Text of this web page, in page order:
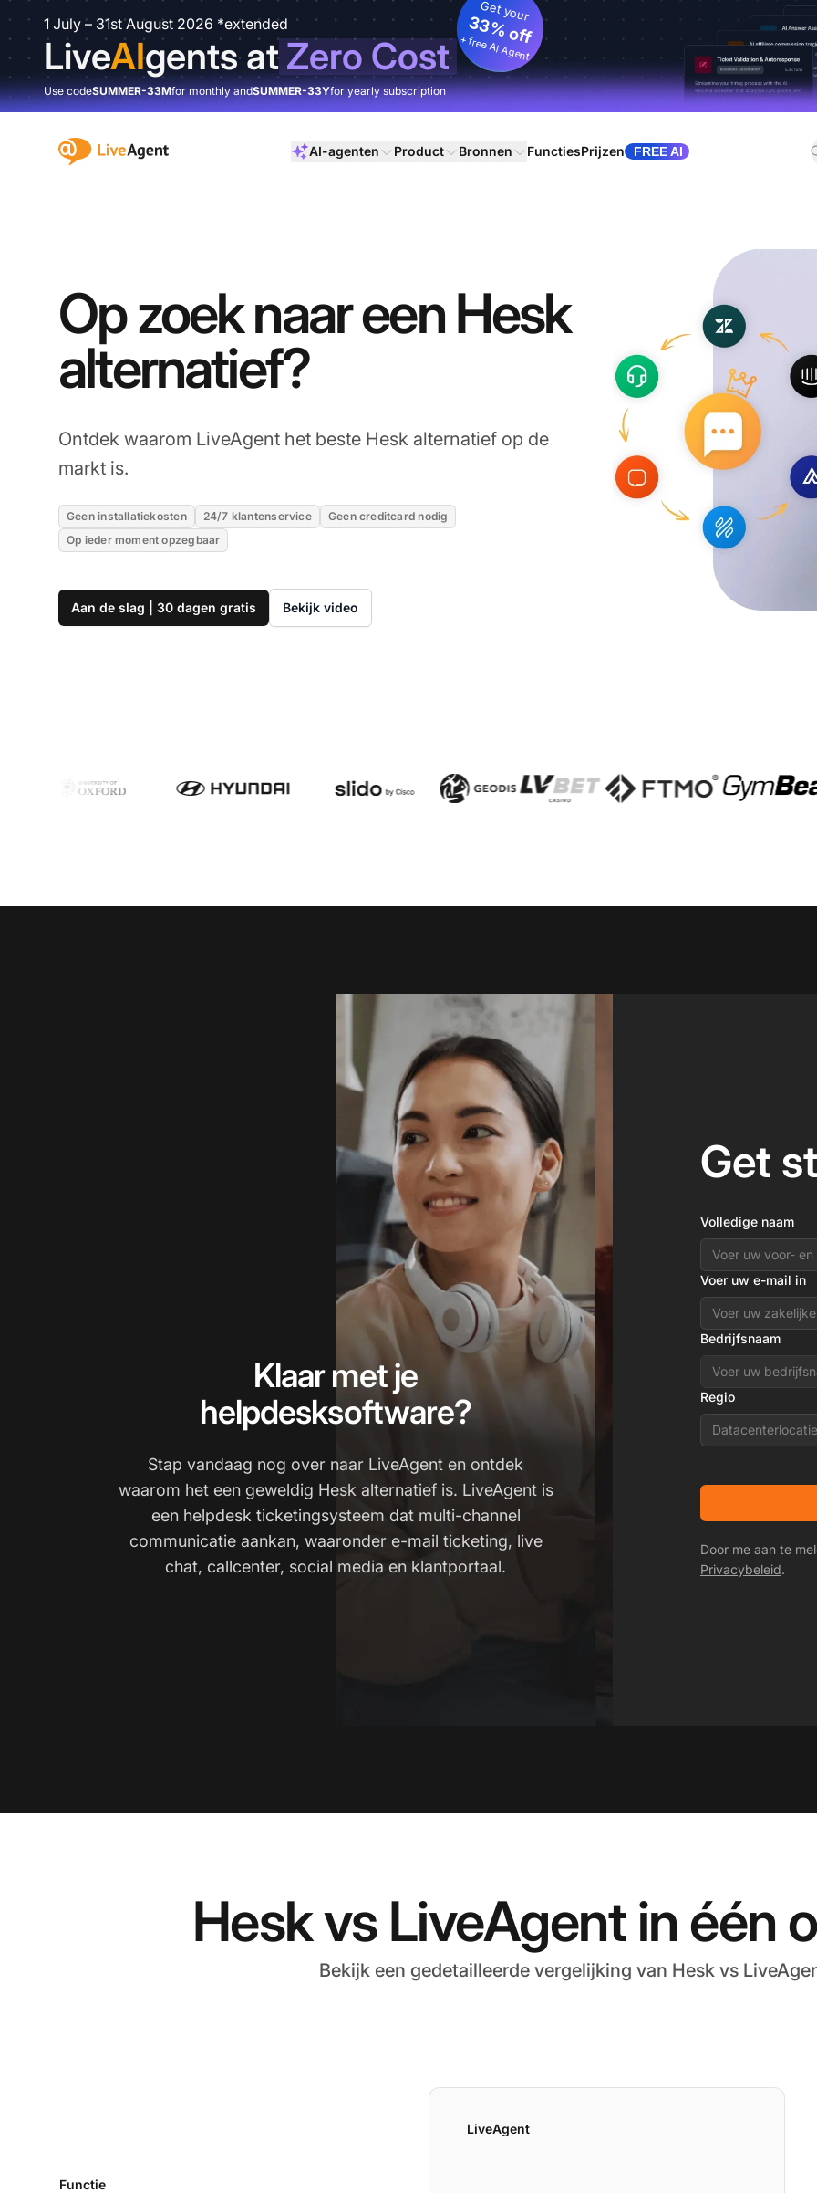
1 July – 31st August 2026 *extended
LiveAIgents atZero Cost
Get your
33% off
+ free AI Agent
Use codeSUMMER-33Mfor monthly andSUMMER-33Yfor yearly subscription
:site.title AI-agenten Product Bronnen FunctiesPrijzen FREE AI
Op zoek naar een Hesk
alternatief?
Ontdek waarom LiveAgent het beste Hesk alternatief op de
markt is.
Geen installatiekosten 24/7 klantenservice
Geen creditcard nodig
Op ieder moment opzegbaar
Aan de slag | 30 dagen gratis Bekijk video
Klaar met je
helpdesksoftware?
Stap vandaag nog over naar LiveAgent en ontdek
waarom het een geweldig Hesk alternatief is. LiveAgent is
een helpdesk ticketingsysteem dat multi-channel
communicatie aankan, waaronder e-mail ticketing, live
chat, callcenter, social media en klantportaal.
Get
Volledige naam
Voer uw e-mail in
Bedrijfsnaam
Regio
Datacenterlocatie
Door me aan te
Privacybeleid.
Hesk vs LiveAgent in één
Bekijk een gedetailleerde vergelijking van Hesk vs
LiveAgent
Functie